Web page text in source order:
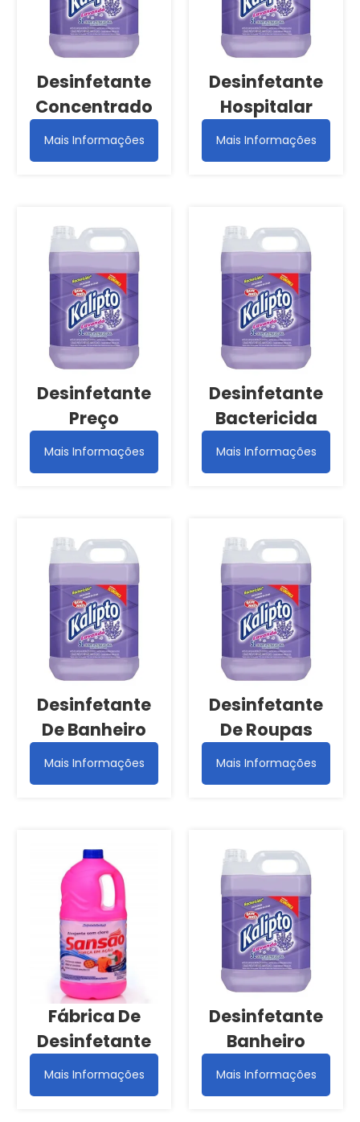
Desinfetante
Concentrado
Mais Informações
Desinfetante
Hospitalar
Mais Informações
Desinfetante
Preço
Mais Informações
Desinfetante
Bactericida
Mais Informações
Desinfetante
De Banheiro
Mais Informações
Desinfetante
De Roupas
Mais Informações
Fábrica De
Desinfetante
Mais Informações
Desinfetante
Banheiro
Mais Informações